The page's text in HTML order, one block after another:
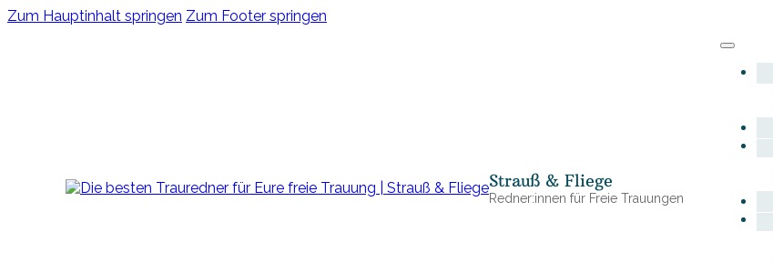
Zum Hauptinhalt springen Zum Footer springen
Strauß & Fliege
Redner:innen für Freie Trauungen